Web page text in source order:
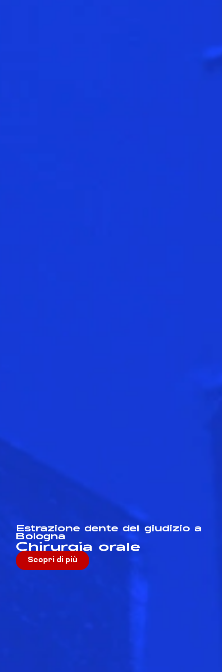
Estrazione dente del giudizio a
Bologna
Chirurgia orale
Scopri di più